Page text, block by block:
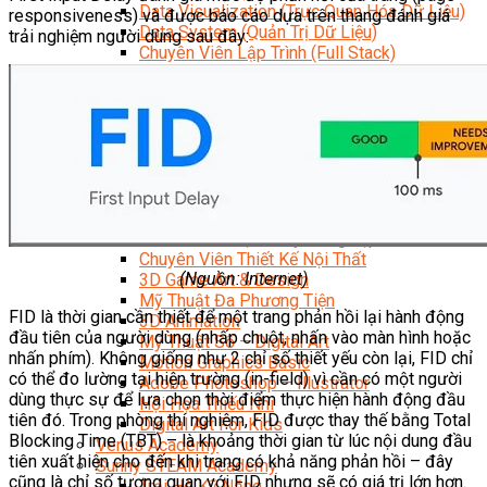
Data Visualization (Trực Quan Hóa Dữ Liệu)
Data System (Quản Trị Dữ Liệu)
Chuyên Viên Lập Trình (Full Stack)
Software Testing
Trọn Bộ Công Cụ AI Văn Phòng
Trọn Bộ Công Cụ AI Ứng Dụng Giảng Dạy
Tin Học Ứng Dụng
Thiết Kế Đồ Họa Chuyên Nghiệp
Chuyên Viên Thiết Kế Nội Thất
3D Game Art & Design
Mỹ Thuật Đa Phương Tiện
3D Animation
Mỹ Thuật Số – Digital Art
Motion Graphics Basic
Adobe Photoshop – Illustrator
Hội Họa Thiếu Nhi
Digital Art For Kids
Venus Academy
Sunny STEAM Academy
responsiveness) và được báo cáo dựa trên thang đánh giá
trải nghiệm người dùng sau đây:
(Nguồn: Internet)
FID là thời gian cần thiết để một trang phản hồi lại hành động
đầu tiên của người dùng (nhấp chuột, nhấn vào màn hình hoặc
nhấn phím). Không giống như 2 chỉ số thiết yếu còn lại, FID chỉ
có thể đo lường tại hiện trường (in-field) vì cần có một người
dùng thực sự để lựa chọn thời điểm thực hiện hành động đầu
tiên đó. Trong phòng thí nghiệm, FID được thay thế bằng Total
Blocking Time (TBT) – là khoảng thời gian từ lúc nội dung đầu
tiên xuất hiện cho đến khi trang có khả năng phản hồi – đây
cũng là chỉ số tương quan với FID nhưng sẽ có giá trị lớn hơn.